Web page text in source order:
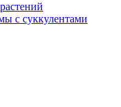
с суккулентами